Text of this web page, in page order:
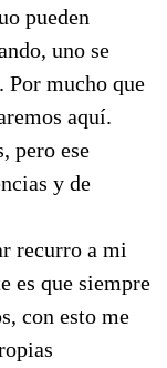
pueden
uno se
mucho que
aquí.
pero ese
y de
recurro a mi
es que siempre
con esto me